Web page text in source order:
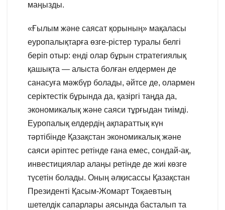
маңызды.
«Ғылым және саясат қорының» мақаласы
еуропалықтарға өзге-рістер туралы белгі
беріп отыр: енді олар бұрын стратегиялық
қашықта — алыста болған елдермен де
санасуға мәжбүр болады, әйтсе де, олармен
серіктестік бұрында да, қазіргі таңда да,
экономикалық және саяси тұрғыдан тиімді.
Еуропалық елдердің ақпараттық күн
тәртібінде Қазақстан экономикалық және
саяси әріптес ретінде ғана емес, сондай-ақ,
инвестициялар алаңы ретінде де жиі көзге
түсетін болады. Оның әлқисассы Қазақстан
Президенті Қасым-Жомарт Тоқаевтың
шетелдік сапарлары аясында басталып та